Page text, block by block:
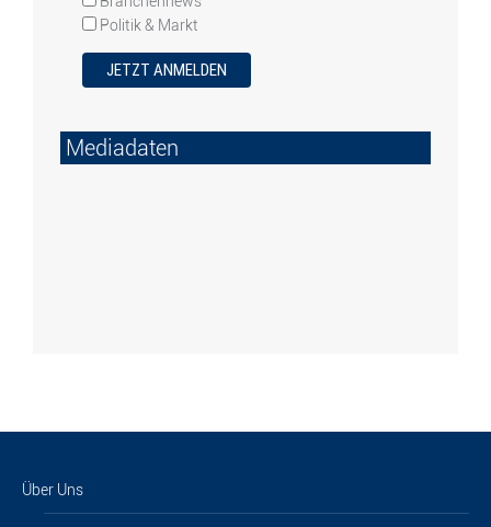
Politik & Markt
Mediadaten
Über Uns